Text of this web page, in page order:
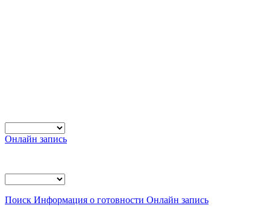
Онлайн запись
Поиск Информация о готовности Онлайн запись